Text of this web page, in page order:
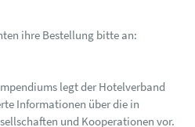
ihre Bestellung bitte an:
legt der Hotelverband
Informationen über die in
und Kooperationen vor.